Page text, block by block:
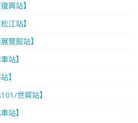
興站】
江站】
覽館站】
站】
】
世貿站】
站】